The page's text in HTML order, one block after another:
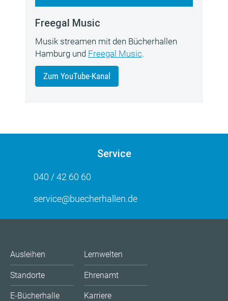
Freegal Music
Musik streamen mit den Bücherhallen
Hamburg und Freegal Music.
Zum YouTube-Kanal
Service
040 / 42 60 60
service@buecherhallen.de
Ausleihen
Standorte
E-Bücherhalle
Lernwelten
Ehrenamt
Karriere